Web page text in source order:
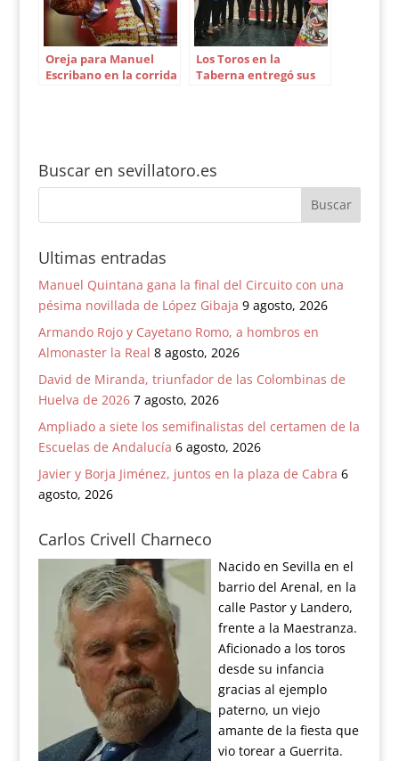
Oreja para Manuel
Escribano en la corrida
Los Toros en la
Taberna entregó sus
Buscar en sevillatoro.es
Ultimas entradas
Manuel Quintana gana la final del Circuito con una
pésima novillada de López Gibaja 9 agosto, 2026
Armando Rojo y Cayetano Romo, a hombros en
Almonaster la Real 8 agosto, 2026
David de Miranda, triunfador de las Colombinas de
Huelva de 2026 7 agosto, 2026
Ampliado a siete los semifinalistas del certamen de la
Escuelas de Andalucía 6 agosto, 2026
Javier y Borja Jiménez, juntos en la plaza de Cabra 6
agosto, 2026
Carlos Crivell Charneco
Nacido en Sevilla en el
barrio del Arenal, en la
calle Pastor y Landero,
frente a la Maestranza.
Aficionado a los toros
desde su infancia
gracias al ejemplo
paterno, un viejo
amante de la fiesta que
vio torear a Guerrita.